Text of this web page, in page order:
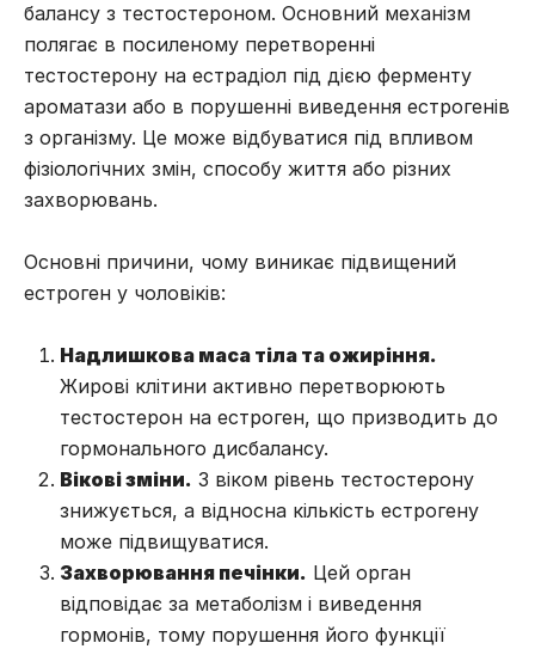
балансу з тестостероном. Основний механізм
полягає в посиленому перетворенні
тестостерону на естрадіол під дією ферменту
ароматази або в порушенні виведення естрогенів
з організму. Це може відбуватися під впливом
фізіологічних змін, способу життя або різних
захворювань.
Основні причини, чому виникає підвищений
естроген у чоловіків:
Надлишкова маса тіла та ожиріння.
Жирові клітини активно перетворюють
тестостерон на естроген, що призводить до
гормонального дисбалансу.
Вікові зміни. З віком рівень тестостерону
знижується, а відносна кількість естрогену
може підвищуватися.
Захворювання печінки. Цей орган
відповідає за метаболізм і виведення
гормонів, тому порушення його функції